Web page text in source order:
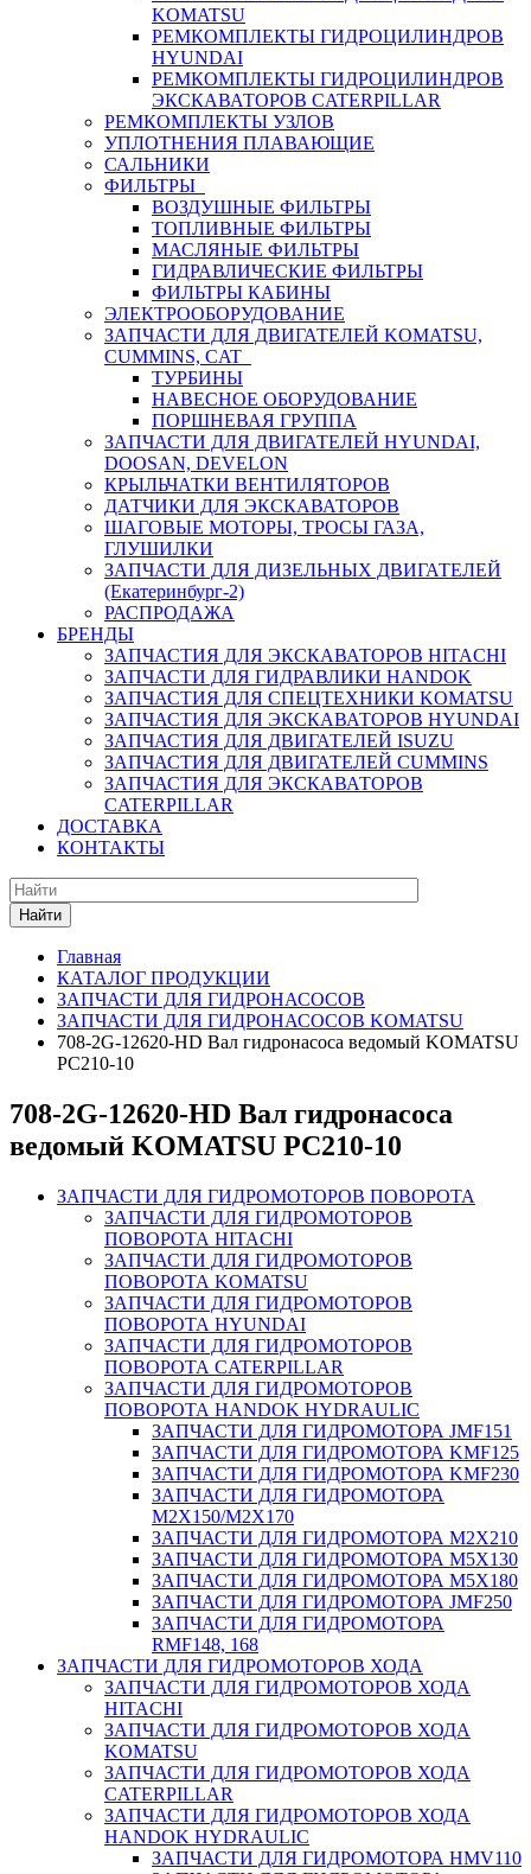
KOMATSU
РЕМКОМПЛЕКТЫ ГИДРОЦИЛИНДРОВ
HYUNDAI
РЕМКОМПЛЕКТЫ ГИДРОЦИЛИНДРОВ
ЭКСКАВАТОРОВ CATERPILLAR
РЕМКОМПЛЕКТЫ УЗЛОВ
УПЛОТНЕНИЯ ПЛАВАЮЩИЕ
САЛЬНИКИ
ФИЛЬТРЫ
ВОЗДУШНЫЕ ФИЛЬТРЫ
ТОПЛИВНЫЕ ФИЛЬТРЫ
МАСЛЯНЫЕ ФИЛЬТРЫ
ГИДРАВЛИЧЕСКИЕ ФИЛЬТРЫ
ФИЛЬТРЫ КАБИНЫ
ЭЛЕКТРООБОРУДОВАНИЕ
ЗАПЧАСТИ ДЛЯ ДВИГАТЕЛЕЙ KOMATSU,
CUMMINS, CAT
ТУРБИНЫ
НАВЕСНОЕ ОБОРУДОВАНИЕ
ПОРШНЕВАЯ ГРУППА
ЗАПЧАСТИ ДЛЯ ДВИГАТЕЛЕЙ HYUNDAI,
DOOSAN, DEVELON
КРЫЛЬЧАТКИ ВЕНТИЛЯТОРОВ
ДАТЧИКИ ДЛЯ ЭКСКАВАТОРОВ
ШАГОВЫЕ МОТОРЫ, ТРОСЫ ГАЗА,
ГЛУШИЛКИ
ЗАПЧАСТИ ДЛЯ ДИЗЕЛЬНЫХ ДВИГАТЕЛЕЙ
(Екатеринбург-2)
РАСПРОДАЖА
БРЕНДЫ
ЗАПЧАСТИЯ ДЛЯ ЭКСКАВАТОРОВ HITACHI
ЗАПЧАСТИ ДЛЯ ГИДРАВЛИКИ HANDOK
ЗАПЧАСТИЯ ДЛЯ СПЕЦТЕХНИКИ KOMATSU
ЗАПЧАСТИЯ ДЛЯ ЭКСКАВАТОРОВ HYUNDAI
ЗАПЧАСТИЯ ДЛЯ ДВИГАТЕЛЕЙ ISUZU
ЗАПЧАСТИЯ ДЛЯ ДВИГАТЕЛЕЙ CUMMINS
ЗАПЧАСТИЯ ДЛЯ ЭКСКАВАТОРОВ
CATERPILLAR
ДОСТАВКА
КОНТАКТЫ
Найти
Главная
КАТАЛОГ ПРОДУКЦИИ
ЗАПЧАСТИ ДЛЯ ГИДРОНАСОСОВ
ЗАПЧАСТИ ДЛЯ ГИДРОНАСОСОВ KOMATSU
708-2G-12620-HD Вал гидронасоса ведомый KOMATSU
PC210-10
708-2G-12620-HD Вал гидронасоса
ведомый KOMATSU PC210-10
ЗАПЧАСТИ ДЛЯ ГИДРОМОТОРОВ ПОВОРОТА
ЗАПЧАСТИ ДЛЯ ГИДРОМОТОРОВ
ПОВОРОТА HITACHI
ЗАПЧАСТИ ДЛЯ ГИДРОМОТОРОВ
ПОВОРОТА KOMATSU
ЗАПЧАСТИ ДЛЯ ГИДРОМОТОРОВ
ПОВОРОТА HYUNDAI
ЗАПЧАСТИ ДЛЯ ГИДРОМОТОРОВ
ПОВОРОТА CATERPILLAR
ЗАПЧАСТИ ДЛЯ ГИДРОМОТОРОВ
ПОВОРОТА HANDOK HYDRAULIC
ЗАПЧАСТИ ДЛЯ ГИДРОМОТОРА JMF151
ЗАПЧАСТИ ДЛЯ ГИДРОМОТОРА KMF125
ЗАПЧАСТИ ДЛЯ ГИДРОМОТОРА KMF230
ЗАПЧАСТИ ДЛЯ ГИДРОМОТОРА
M2X150/M2X170
ЗАПЧАСТИ ДЛЯ ГИДРОМОТОРА M2X210
ЗАПЧАСТИ ДЛЯ ГИДРОМОТОРА M5X130
ЗАПЧАСТИ ДЛЯ ГИДРОМОТОРА M5X180
ЗАПЧАСТИ ДЛЯ ГИДРОМОТОРА JMF250
ЗАПЧАСТИ ДЛЯ ГИДРОМОТОРА
RMF148, 168
ЗАПЧАСТИ ДЛЯ ГИДРОМОТОРОВ ХОДА
ЗАПЧАСТИ ДЛЯ ГИДРОМОТОРОВ ХОДА
HITACHI
ЗАПЧАСТИ ДЛЯ ГИДРОМОТОРОВ ХОДА
KOMATSU
ЗАПЧАСТИ ДЛЯ ГИДРОМОТОРОВ ХОДА
CATERPILLAR
ЗАПЧАСТИ ДЛЯ ГИДРОМОТОРОВ ХОДА
HANDOK HYDRAULIC
ЗАПЧАСТИ ДЛЯ ГИДРОМОТОРА HMV110